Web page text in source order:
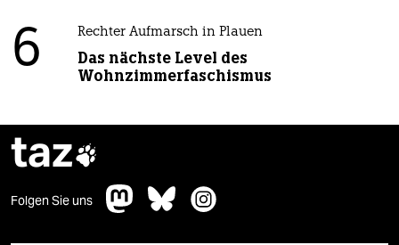
6 Rechter Aufmarsch in Plauen
Das nächste Level des
Wohnzimmerfaschismus
taz
Folgen Sie uns